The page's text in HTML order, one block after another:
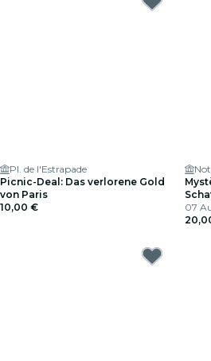
Pl. de l'Estrapade
Picnic-Deal: Das verlorene Gold
von Paris
10,00 €
07